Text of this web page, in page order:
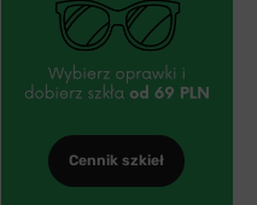
Cennik szkieł